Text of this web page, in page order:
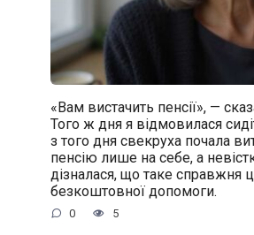
«Вам вистачить пенсії», —
Того ж дня я відмовилася
з того дня свекруха почала
пенсію лише на себе, а
дізналася, що таке справжня
безкоштовної допомоги.
0 5